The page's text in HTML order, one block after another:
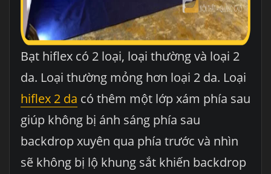
Bạt hiflex có 2 loại, loại thường và loại 2
da. Loại thường mỏng hơn loại 2 da. Loại
hiflex 2 da có thêm một lớp xám phía sau
giúp không bị ánh sáng phía sau
backdrop xuyên qua phía trước và nhìn
sẽ không bị lộ khung sắt khiến backdrop